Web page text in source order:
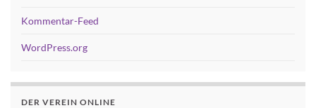
Kommentar-Feed
WordPress.org
DER VEREIN ONLINE